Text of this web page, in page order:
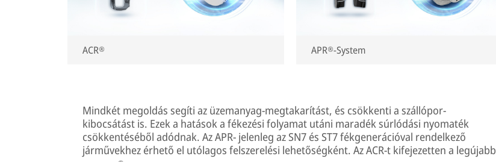
ACR® APR®-System
Mindkét megoldás segíti az üzemanyag-megtakarítást, és csökkenti a szállópor-
kibocsátást is. Ezek a hatások a fékezési folyamat utáni maradék súrlódási nyomaték
csökkentéséből adódnak. Az APR- jelenleg az SN7 és ST7 fékgenerációval rendelkező
járművekhez érhető el utólagos felszerelési lehetőségként. Az ACR-t kifejezetten a legújabb